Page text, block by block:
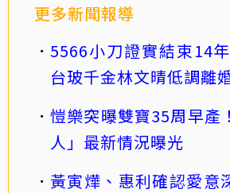
更多新聞報導
5566小刀證實結束14
台玻千金林文晴低調離
愷樂突曝雙寶35周早產
人」最新情況曝光
黃寅燁、惠利確認愛意